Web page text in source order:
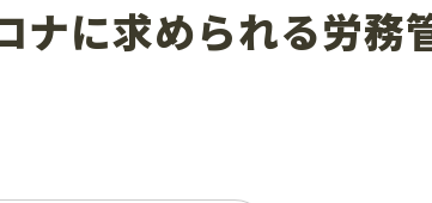
ナに求められる労務